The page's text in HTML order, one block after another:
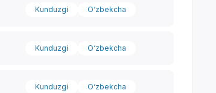
Kunduzgi O‘zbekcha
Kunduzgi O‘zbekcha
Kunduzgi O‘zbekcha
Yordam markazi